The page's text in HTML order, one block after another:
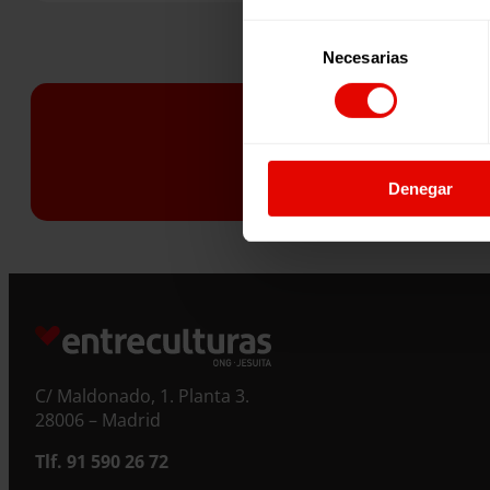
consentimiento
Necesarias
Denegar
¿Quieres
C/ Maldonado, 1. Planta 3.
28006 – Madrid
Tlf. 91 590 26 72